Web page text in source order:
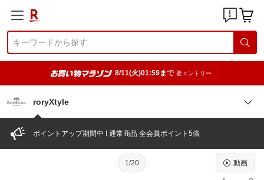
8/11(火)01:59まで 要エントリー
roryXtyle
ポイントアップ期間中 ! 通常商品 全会員ポイント5倍
1/20 動画